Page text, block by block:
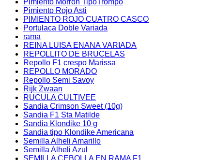
Pimiento Rojo Asti
PIMIENTO ROJO CUATRO CASCO
Portulaca Doble Variada
rama
REINA LUISA ENANA VARIADA
REPOLLITO DE BRUCELAS
Repollo F1 crespo Marissa
REPOLLO MORADO
Repollo Semi Savoy
Rijk Zwaan
RUCULA CULTIVEE
Sandia Crimson Sweet (10g)
Sandia F1 Sta Matilde
Sandia Klondike 10 g
Sandia tipo Klondike Americana
Semilla Alheli Amarillo
Semilla Alheli Azul
SEMILLA CEBOLLA EN RAMA F1